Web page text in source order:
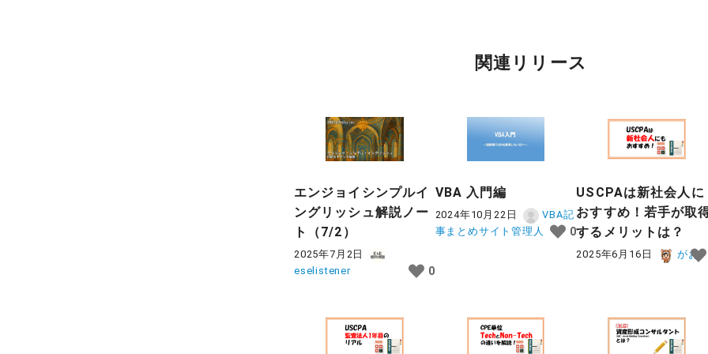
関連リリース
エンジョイシンプルイ
ングリッシュ解説ノー
ト（7/2）
2025年7月2日
eselistener
0
VBA 入門編
2024年10月22日
VBA記
事まとめサイト管理人
0
USCPAは新社会人に
おすすめ！若手が取
するメリットは？
2025年6月16日 がお